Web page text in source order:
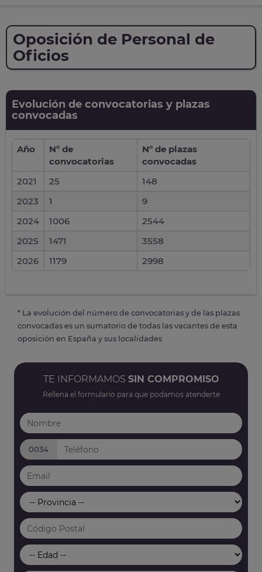
Oposición de Personal de
Oficios
Evolución de convocatorias y plazas
convocadas
Año
Nº de
convocatorias
Nº de plazas
convocadas
2021
25
148
2023
1
9
2024
1006
2544
2025
1471
3558
2026
1179 2998
* La evolución del número de convocatorias y de las plazas
convocadas es un sumatorio de todas las vacantes de esta
oposición en España y sus localidades
TE INFORMAMOS SIN COMPROMISO
Rellena el formulario para que podamos atenderte
0034